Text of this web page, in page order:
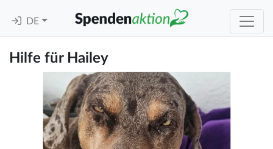
DE
Hilfe für Hailey